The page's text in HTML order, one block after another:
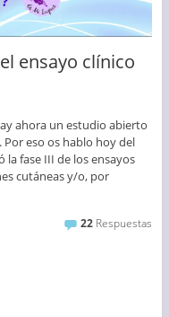
ensayo clínico
ahora un estudio abierto
eso os hablo hoy del
fase III de los ensayos
cutáneas y/o, por
22 Respuestas